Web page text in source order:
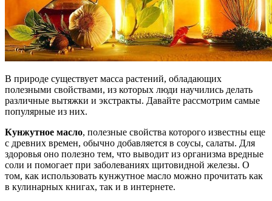
В природе существует масса растений, обладающих
полезными свойствами, из которых люди научились делать
различные вытяжки и экстракты. Давайте рассмотрим самые
популярные из них.
Кунжутное масло, полезные свойства которого известны еще
с древних времен, обычно добавляется в соусы, салаты. Для
здоровья оно полезно тем, что выводит из организма вредные
соли и помогает при заболеваниях щитовидной железы. О
том, как использовать кунжутное масло можно прочитать как
в кулинарных книгах, так и в интернете.